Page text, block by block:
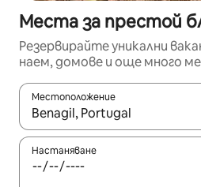
Места за престой
Резервирайте уникални
наем, домове и още много
Местоположение
Когато резултатите се
Настаняване